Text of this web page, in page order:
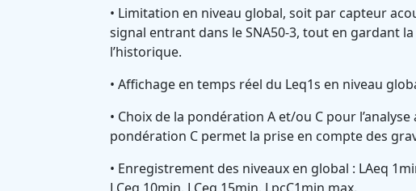
• Limitation en niveau global, soit par capteur
signal entrant dans le SNA50-3, tout en gardant
l’historique.
• Affichage en temps réel du Leq1s en niveau
• Choix de la pondération A et/ou C pour
pondération C permet la prise en compte des
• Enregistrement des niveaux en global : LAeq